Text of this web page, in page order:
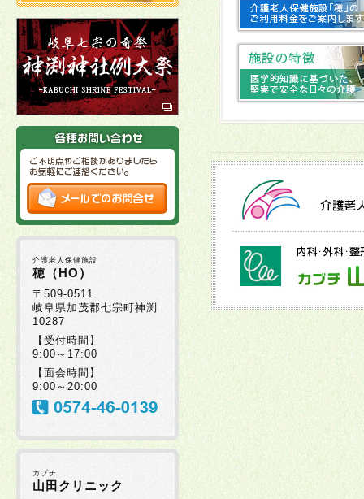
2025年10月03日
2025年10月02日
2025年09月01日
2025年08月29日
2025年08月05日
2025年07月30日
2025年07月08日
2025年07月08日
2025年06月20日
介護老人保健施設
穂（HO）
〒509-0511
岐阜県加茂郡七宗町神渕
10287
【受付時間】
9:00～17:00
【面会時間】
9:00～20:00
カブチ
山田クリニック